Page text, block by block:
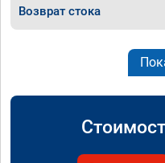
Возврат стока